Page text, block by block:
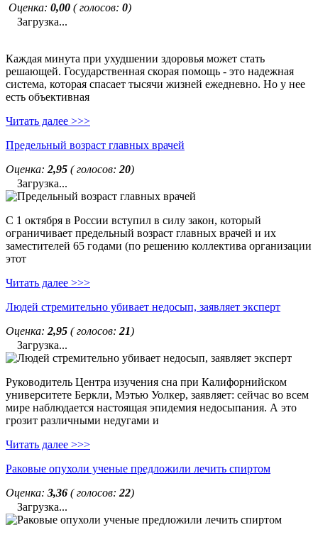
Оценка: 0,00 ( голосов: 0)
Загрузка...
Каждая минута при ухудшении здоровья может стать
решающей. Государственная скорая помощь - это надежная
система, которая спасает тысячи жизней ежедневно. Но у нее
есть объективная
Читать далее >>>
Предельный возраст главных врачей
Оценка: 2,95 ( голосов: 20)
Загрузка...
С 1 октября в России вступил в силу закон, который
ограничивает предельный возраст главных врачей и их
заместителей 65 годами (по решению коллектива организации
этот
Читать далее >>>
Людей стремительно убивает недосып, заявляет эксперт
Оценка: 2,95 ( голосов: 21)
Загрузка...
Руководитель Центра изучения сна при Калифорнийском
университете Беркли, Мэтью Уолкер, заявляет: сейчас во всем
мире наблюдается настоящая эпидемия недосыпания. А это
грозит различными недугами и
Читать далее >>>
Раковые опухоли ученые предложили лечить спиртом
Оценка: 3,36 ( голосов: 22)
Загрузка...